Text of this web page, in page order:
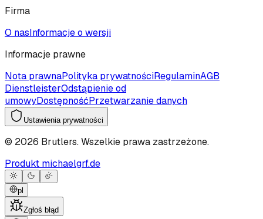
Firma
O nasInformacje o wersji
Informacje prawne
Nota prawnaPolityka prywatnościRegulaminAGB
DienstleisterOdstąpienie od
umowyDostępnośćPrzetwarzanie danych
Ustawienia prywatności
© 2026 Brutlers.Wszelkie prawa zastrzeżone.
Produkt michaelgrf.de
pl
Zgłoś błąd